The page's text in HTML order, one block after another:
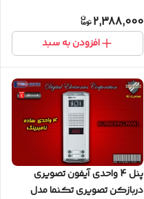
2,388,000
افزودن به سبد
پنل 4 واحدی آیفون تصویری
دربازکن تصویری تکنما مدل